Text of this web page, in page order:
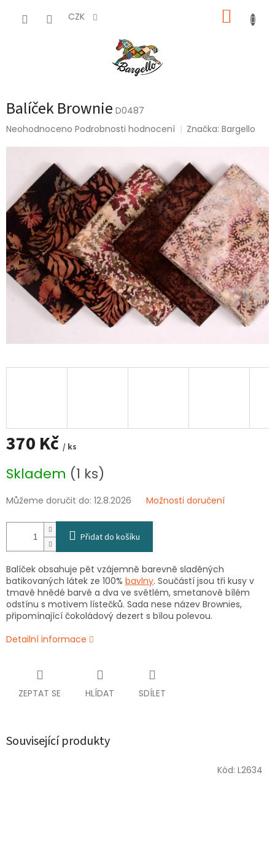
CZK
Balíček Brownie D0487
Průměrné
hvězdiček.
Neohodnoceno Podrobnosti hodnocení Značka:Bargello
370 Kč / ks
cena:
Skladem (1 ks)
Můžeme doručit do: 12.8.2026 Možnosti doručení
Přidat do košíku
Balíček obsahuje pět vzájemně barevně sladěných
batikovaných látek ze 100% bavlny. Součástí jsou tři kusy v
tmavě hnědé barvě a dva ve světlém, smetanově bílém
odstínu s motivem lístečků. Sada nese název Brownies,
připomínající čokoládový dezert s bílou polevou.
Detailní informace
ZEPTAT SE HLÍDAT SDÍLET
Související produkty
Kód: L2634